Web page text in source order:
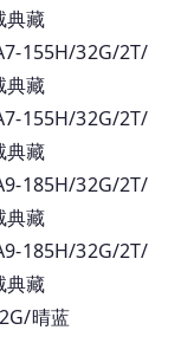
藏
155H/32G/2T/
藏
155H/32G/2T/
藏
185H/32G/2T/
藏
185H/32G/2T/
藏
晴蓝